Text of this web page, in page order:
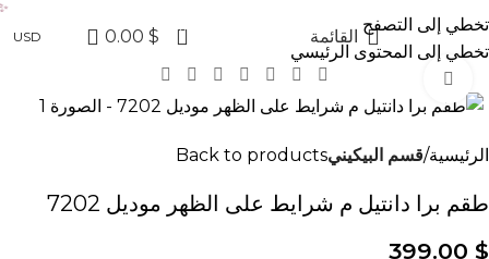
تخطي إلى التصفح
تخطي إلى المحتوى الرئيسي
✨ عروض جولدن لاين الآن خصم 20% على
القائمة 0
0.00 $
USD
Click to enlarge
الرئيسية قسم البيكينيBack to products
طقم برا دانتيل م شرايط على الظهر موديل 7202
399.00 $